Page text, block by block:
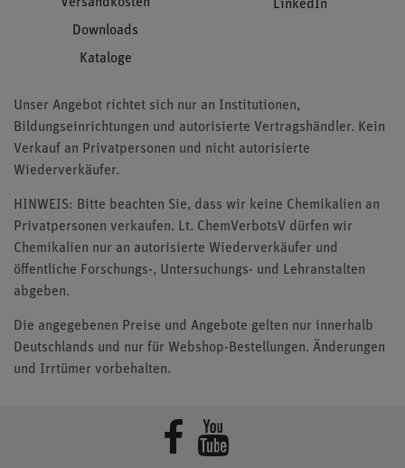
Downloads
Kataloge
LinkedIn
Unser Angebot richtet sich nur an Institutionen,
Bildungseinrichtungen und autorisierte Vertragshändler. Kein
Verkauf an Privatpersonen und nicht autorisierte
Wiederverkäufer.
HINWEIS: Bitte beachten Sie, dass wir keine Chemikalien an
Privatpersonen verkaufen. Lt. ChemVerbotsV dürfen wir
Chemikalien nur an autorisierte Wiederverkäufer und
öffentliche Forschungs-, Untersuchungs- und Lehranstalten
abgeben.
Die angegebenen Preise und Angebote gelten nur innerhalb
Deutschlands und nur für Webshop-Bestellungen. Änderungen
und Irrtümer vorbehalten.